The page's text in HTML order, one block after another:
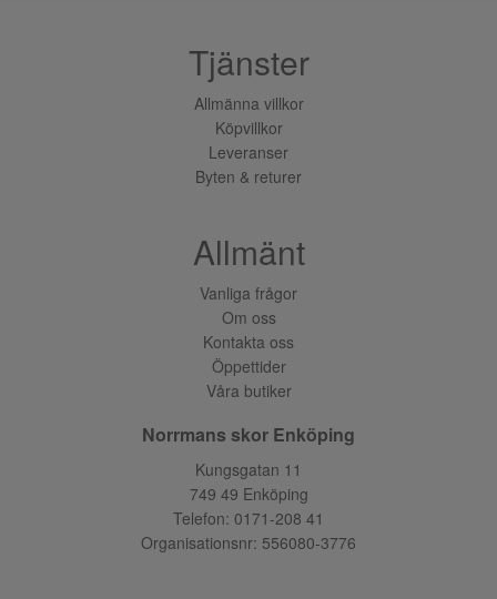
Tjänster
Allmänna villkor
Köpvillkor
Leveranser
Byten & returer
Allmänt
Vanliga frågor
Om oss
Kontakta oss
Öppettider
Våra butiker
Norrmans skor Enköping
Kungsgatan 11
749 49 Enköping
Telefon: 0171-208 41
Organisationsnr: 556080-3776